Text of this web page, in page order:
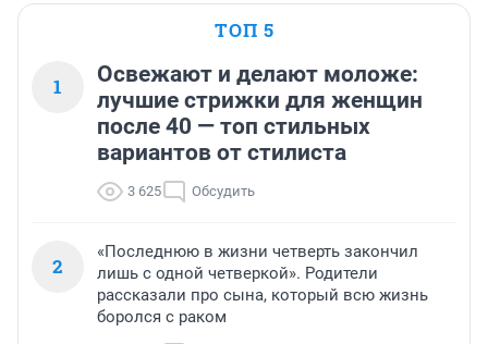
ТОП 5
1
Освежают и делают моложе:
лучшие стрижки для женщин
после 40 — топ стильных
вариантов от стилиста
3 625 Обсудить
2
«Последнюю в жизни четверть закончил
лишь с одной четверкой». Родители
рассказали про сына, который всю жизнь
боролся с раком